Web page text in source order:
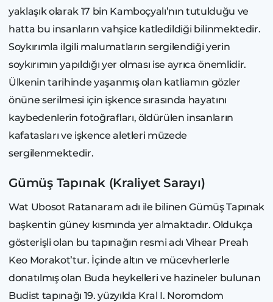
yaklaşık olarak 17 bin Kamboçyalı’nın tutulduğu ve
hatta bu insanların vahşice katledildiği bilinmektedir.
Soykırımla ilgili malumatların sergilendiği yerin
soykırımın yapıldığı yer olması ise ayrıca önemlidir.
Ülkenin tarihinde yaşanmış olan katliamın gözler
önüne serilmesi için işkence sırasında hayatını
kaybedenlerin fotoğrafları, öldürülen insanların
kafatasları ve işkence aletleri müzede
sergilenmektedir.
Gümüş Tapınak (Kraliyet Sarayı)
Wat Ubosot Ratanaram adı ile bilinen Gümüş Tapınak
başkentin güney kısmında yer almaktadır. Oldukça
gösterişli olan bu tapınağın resmi adı Vihear Preah
Keo Morakot’tur. İçinde altın ve mücevherlerle
donatılmış olan Buda heykelleri ve hazineler bulunan
Budist tapınağı 19. yüzyılda Kral I. Noromdom